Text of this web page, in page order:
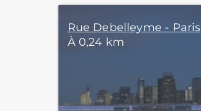
Rue Debelleyme - Paris
À 0,24 km